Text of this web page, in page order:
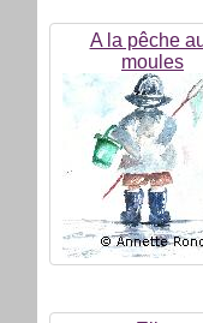
A la pêche
moules